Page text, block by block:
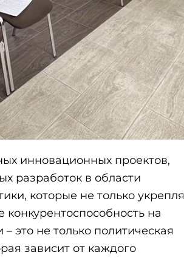
инновационных проектов,
разработок в области
которые не только
на
это не только политическая
зависит от каждого